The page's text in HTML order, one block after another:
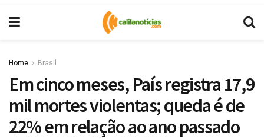
Home Brasil
Em cinco meses, País registra 17,9
mil mortes violentas; queda é de
22% em relação ao ano passado